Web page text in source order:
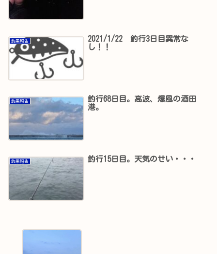
釣果報告
2021/1/22 釣行3日目異常な
し！！
釣果報告
釣行68日目。高波、爆風の酒田
港。
釣果報告 釣行15日目。天気のせい・・・